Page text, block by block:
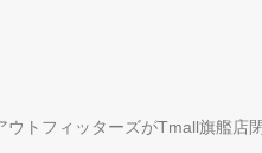
ウトフィッターズがTmall旗艦店